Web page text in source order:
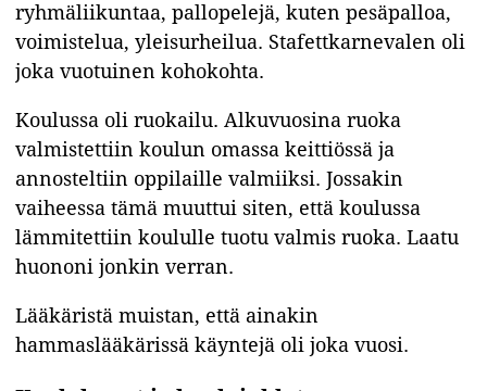
ryhmäliikuntaa, pallopelejä, kuten pesäpalloa,
voimistelua, yleisurheilua. Stafettkarnevalen oli
joka vuotuinen kohokohta.
Koulussa oli ruokailu. Alkuvuosina ruoka
valmistettiin koulun omassa keittiössä ja
annosteltiin oppilaille valmiiksi. Jossakin
vaiheessa tämä muuttui siten, että koulussa
lämmitettiin koululle tuotu valmis ruoka. Laatu
huononi jonkin verran.
Lääkäristä muistan, että ainakin
hammaslääkärissä käyntejä oli joka vuosi.